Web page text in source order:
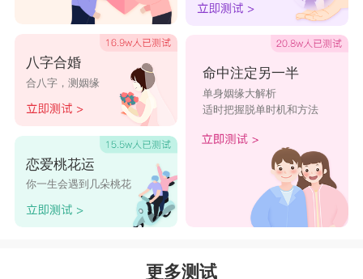
八字合婚
合八字，测姻缘
恋爱桃花运
你一生会遇到几朵桃花
命中注定另一半
单身姻缘大解析
适时把握脱单时机和方法
更多测试